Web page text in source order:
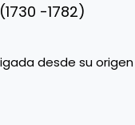
(1730 -1782)
desde su